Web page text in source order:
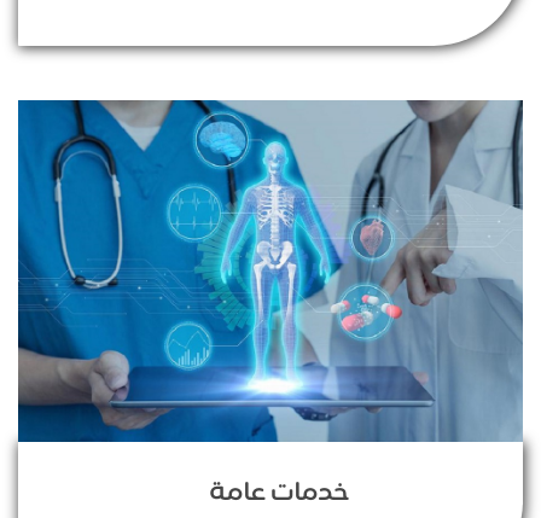
خدمات عامة